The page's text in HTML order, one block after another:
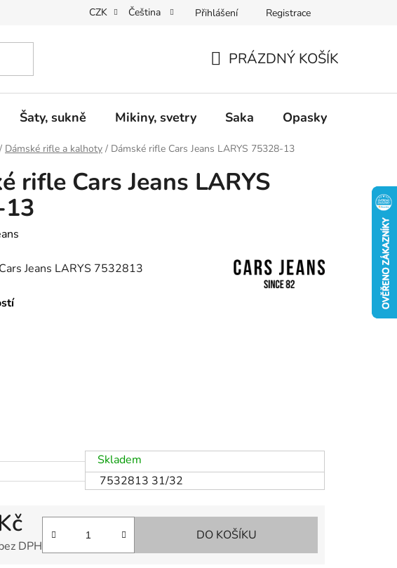
Dárkové poukazy Dostupnost Obchodní podmínky
CZK Čeština Přihlášení Registrace
KOŠÍK
PRÁZDNÝ KOŠÍK
Šaty, sukně Mikiny, svetry Saka Opasky
/ Dámské rifle a kalhoty / Dámské rifle Cars Jeans LARYS 75328-13
rifle Cars Jeans LARYS
Jeans LARYS 7532813
Skladem
7532813 31/32
DPH
DO KOŠÍKU